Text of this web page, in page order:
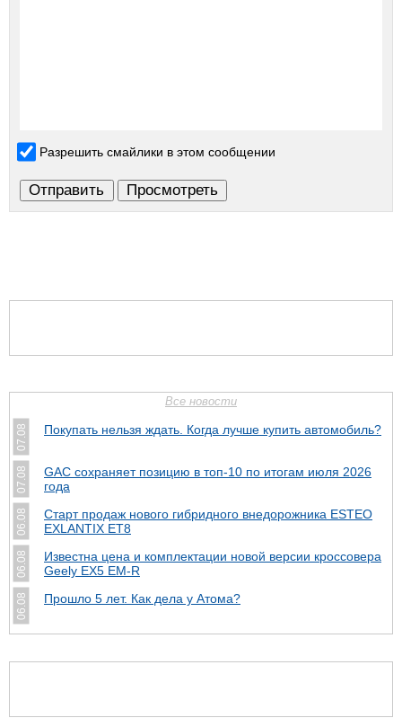
Разрешить смайлики в этом сообщении
Все новости
07.08 Покупать нельзя ждать. Когда лучше купить автомобиль?
07.08
GAC сохраняет позицию в топ-10 по итогам июля 2026
года
06.08
Старт продаж нового гибридного внедорожника ESTEO
EXLANTIX ET8
06.08
Известна цена и комплектации новой версии кроссовера
Geely EX5 EM-R
06.08 Прошло 5 лет. Как дела у Атома?